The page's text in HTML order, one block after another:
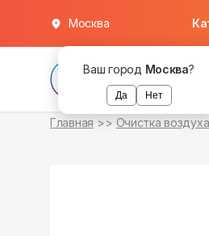
Ваш город Москва?
Да Нет
Москва
Главная Очистка воздуха
в наличии
в наличии